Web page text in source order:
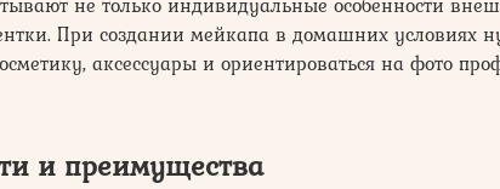
При создании мейкапа в домашних условиях
аксессуары и ориентироваться на фото
и преимущества